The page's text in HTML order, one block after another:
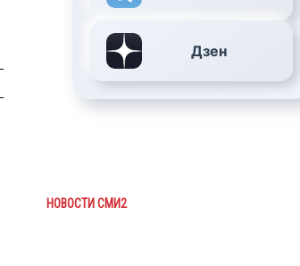
Дзен
НОВОСТИ СМИ2